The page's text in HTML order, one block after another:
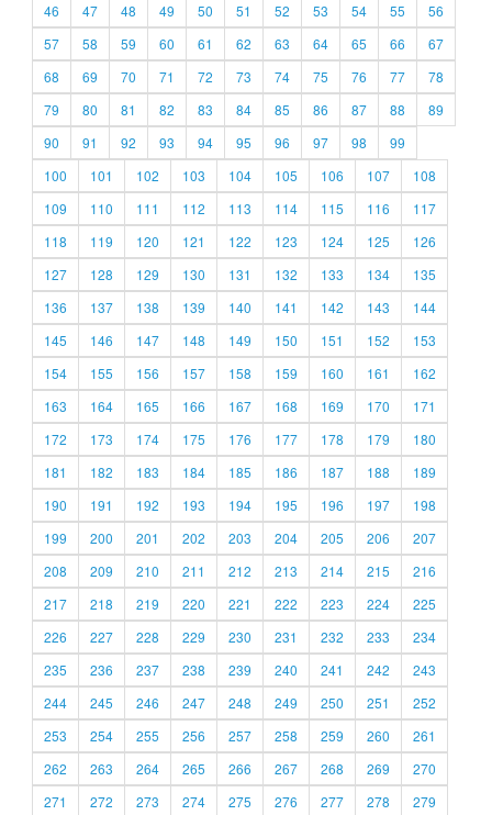
46
47 48 49 50 51 52 53 54 55
56
57
58 59 60 61 62 63 64 65 66
67
68
69 70 71 72 73 74 75 76 77
78
79
80 81 82 83 84 85 86 87 88
89
90
91 92 93 94 95 96 97 98
99
100
101 102 103 104 105 106 107
108
109
110 111 112 113 114 115 116
117
118
119 120 121 122 123 124 125
126
127
128 129 130 131 132 133 134
135
136
137 138 139 140 141 142 143
144
145
146 147 148 149 150 151 152
153
154
155 156 157 158 159 160 161
162
163
164 165 166 167 168 169 170
171
172
173 174 175 176 177 178 179
180
181
182 183 184 185 186 187 188
189
190
191 192 193 194 195 196 197
198
199
200 201 202 203 204 205 206
207
208
209 210 211 212 213 214 215
216
217
218 219 220 221 222 223 224
225
226
227 228 229 230 231 232 233
234
235
236 237 238 239 240 241 242
243
244
245 246 247 248 249 250 251
252
253
254 255 256 257 258 259 260
261
262
263 264 265 266 267 268 269
270
271
272 273 274 275 276 277 278 279